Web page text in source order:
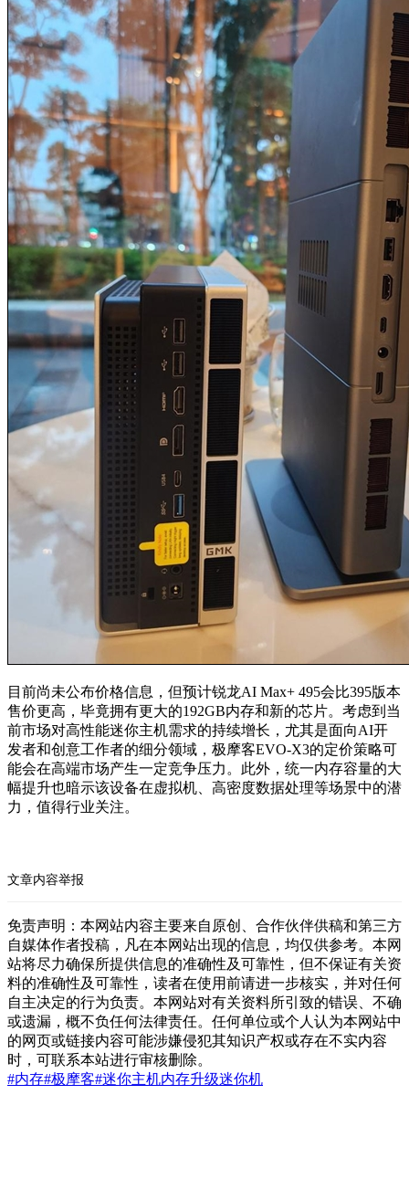
目前尚未公布价格信息，但预计锐龙AI Max+ 495会比395版本
售价更高，毕竟拥有更大的192GB内存和新的芯片。考虑到当
前市场对高性能迷你主机需求的持续增长，尤其是面向AI开
发者和创意工作者的细分领域，极摩客EVO-X3的定价策略可
能会在高端市场产生一定竞争压力。此外，统一内存容量的大
幅提升也暗示该设备在虚拟机、高密度数据处理等场景中的潜
力，值得行业关注。
文章内容举报
免责声明：本网站内容主要来自原创、合作伙伴供稿和第三方
自媒体作者投稿，凡在本网站出现的信息，均仅供参考。本网
站将尽力确保所提供信息的准确性及可靠性，但不保证有关资
料的准确性及可靠性，读者在使用前请进一步核实，并对任何
自主决定的行为负责。本网站对有关资料所引致的错误、不确
或遗漏，概不负任何法律责任。任何单位或个人认为本网站中
的网页或链接内容可能涉嫌侵犯其知识产权或存在不实内容
时，可联系本站进行审核删除。
#内存#极摩客#迷你主机内存升级迷你机